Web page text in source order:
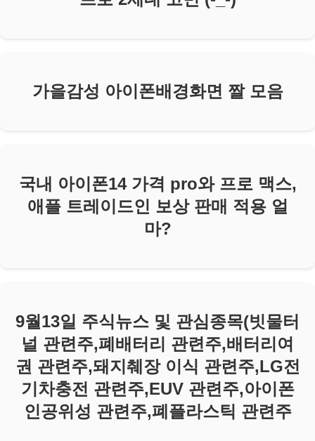
가을감성 아이폰배경화면 짤 모음
국내 아이폰14 가격 pro와 프로 맥스,
애플 트레이드인 보상 판매 적용 얼
마?
9월13일 주식뉴스 및 관심종목(빗물터
널 관련주,폐배터리 관련주,배터리여
권 관련주,돼지췌장 이식 관련주,LG전
기차충전 관련주,EUV 관련주,아이폰
인공위성 관련주,폐플라스틱 관련주